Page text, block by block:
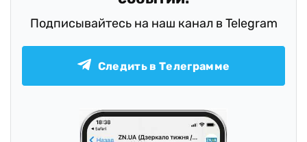
Подписывайтесь на наш канал в Telegram
Следить в Телеграмме